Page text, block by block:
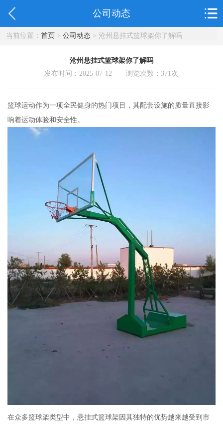
公司动态
当前位置： 首页> 公司动态> 沧州悬挂式篮球架你了解吗
沧州悬挂式篮球架你了解吗
发布时间：2025-07-12 浏览次数：371次
篮球运动作为一项全民健身的热门项目，其配套设施的质量直接影
响着运动体验和安全性。
在众多篮球架类型中，悬挂式篮球架因其独特的优势越来越受到市